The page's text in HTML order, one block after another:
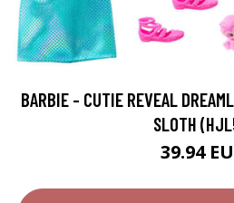
BARBIE - CUTIE REVEAL
SLOTH
39.94